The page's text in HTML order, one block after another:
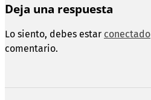
Deja una respuesta
Lo siento, debes estar conectado
comentario.